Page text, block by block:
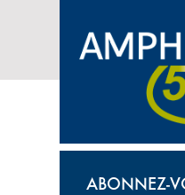
ABONNEZ-